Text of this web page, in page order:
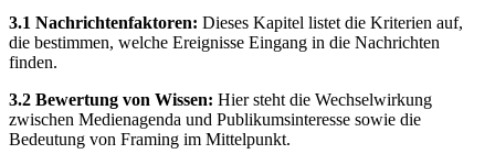
3.1 Nachrichtenfaktoren: Dieses Kapitel listet die Kriterien auf,
die bestimmen, welche Ereignisse Eingang in die Nachrichten
finden.
3.2 Bewertung von Wissen: Hier steht die Wechselwirkung
zwischen Medienagenda und Publikumsinteresse sowie die
Bedeutung von Framing im Mittelpunkt.